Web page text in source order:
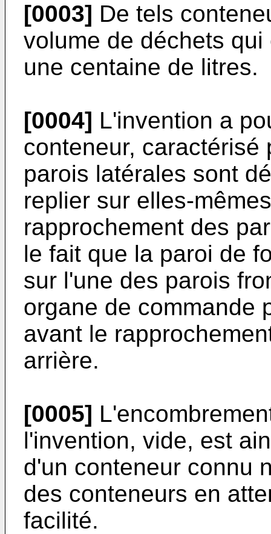
[0003] De tels
volume de déchets
une centaine de litres.
[0004] L'invention a
conteneur,
parois latérales sont
replier sur elles-
rapprochement des
le fait que la paroi de
sur l'une des parois
organe de commande
avant le
arrière.
[0005]
l'invention, vide, est
d'un conteneur connu
des conteneurs en
facilité.